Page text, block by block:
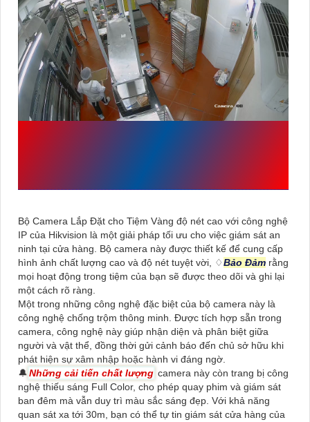
Bộ Camera Lắp Đặt cho Tiệm Vàng độ nét cao với công nghệ
IP của Hikvision là một giải pháp tối ưu cho việc giám sát an
ninh tại cửa hàng. Bộ camera này được thiết kế để cung cấp
hình ảnh chất lượng cao và độ nét tuyệt vời, ♢Bảo Đảm rằng
mọi hoạt động trong tiệm của bạn sẽ được theo dõi và ghi lại
một cách rõ ràng.
Một trong những công nghệ đặc biệt của bộ camera này là
công nghệ chống trộm thông minh. Được tích hợp sẵn trong
camera, công nghệ này giúp nhận diện và phân biệt giữa
người và vật thể, đồng thời gửi cảnh báo đến chủ sở hữu khi
phát hiện sự xâm nhập hoặc hành vi đáng ngờ.
🔔Những cải tiến chất lượng camera này còn trang bị công
nghệ thiếu sáng Full Color, cho phép quay phim và giám sát
ban đêm mà vẫn duy trì màu sắc sáng đẹp. Với khả năng
quan sát xa tới 30m, bạn có thể tự tin giám sát cửa hàng của